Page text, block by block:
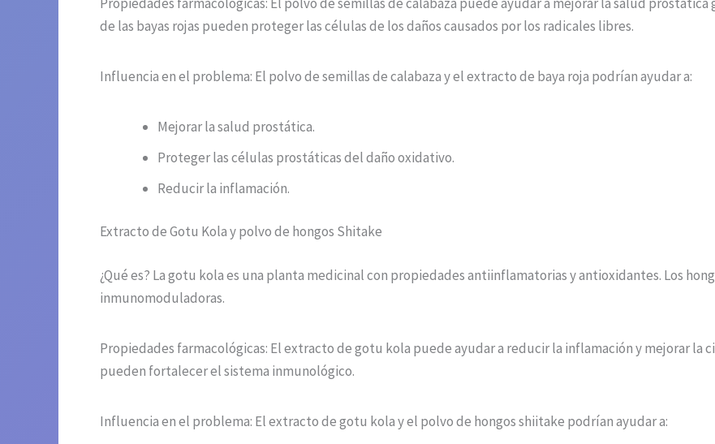
de las bayas rojas pueden proteger las células de los daños causados por los radicales libres.
Influencia en el problema: El polvo de semillas de calabaza y el extracto de baya roja podrían ayudar a:
Mejorar la salud prostática.
Proteger las células prostáticas del daño oxidativo.
Reducir la inflamación.
Extracto de Gotu Kola y polvo de hongos Shitake
¿Qué es? La gotu kola es una planta medicinal con propiedades antiinflamatorias y antioxidantes. Los
inmunomoduladoras.
Propiedades farmacológicas: El extracto de gotu kola puede ayudar a reducir la inflamación y mejorar la
pueden fortalecer el sistema inmunológico.
Influencia en el problema: El extracto de gotu kola y el polvo de hongos shiitake podrían ayudar a: